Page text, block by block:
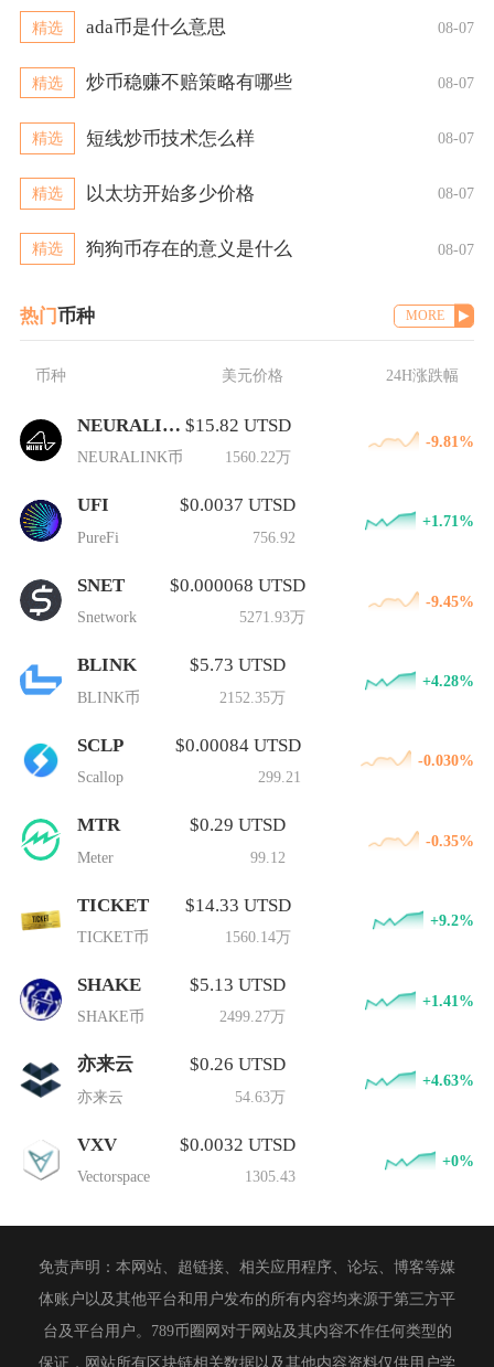
精选 ada币是什么意思 08-07
精选 炒币稳赚不赔策略有哪些 08-07
精选 短线炒币技术怎么样 08-07
精选 以太坊开始多少价格 08-07
精选 狗狗币存在的意义是什么 08-07
热门币种 MORE
币种 美元价格 24H涨跌幅
NEURALINK
NEURALINK币
$15.82 UTSD
1560.22万
-9.81%
UFI
PureFi
$0.0037 UTSD
756.92
+1.71%
SNET
Snetwork
$0.000068 UTSD
5271.93万
-9.45%
BLINK
BLINK币
$5.73 UTSD
2152.35万
+4.28%
SCLP
Scallop
$0.00084 UTSD
299.21
-0.030%
MTR
Meter
$0.29 UTSD
99.12
-0.35%
TICKET
TICKET币
$14.33 UTSD
1560.14万
+9.2%
SHAKE
SHAKE币
$5.13 UTSD
2499.27万
+1.41%
亦来云
亦来云
$0.26 UTSD
54.63万
+4.63%
VXV
Vectorspace
$0.0032 UTSD
1305.43
+0%
免责声明：本网站、超链接、相关应用程序、论坛、博客等媒
体账户以及其他平台和用户发布的所有内容均来源于第三方平
台及平台用户。789币圈网对于网站及其内容不作任何类型的
保证，网站所有区块链相关数据以及其他内容资料仅供用户学